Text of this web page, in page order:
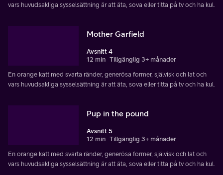
vars huvudsakliga sysselsättning är att äta, sova eller titta på tv och ha kul.
Mother Garfield
Avsnitt 4
12 min Tillgänglig 3+ månader
En orange katt med svarta ränder, generösa former, självisk och lat och
vars huvudsakliga sysselsättning är att äta, sova eller titta på tv och ha kul.
Pup in the pound
Avsnitt 5
12 min Tillgänglig 3+ månader
En orange katt med svarta ränder, generösa former, självisk och lat och
vars huvudsakliga sysselsättning är att äta, sova eller titta på tv och ha kul.